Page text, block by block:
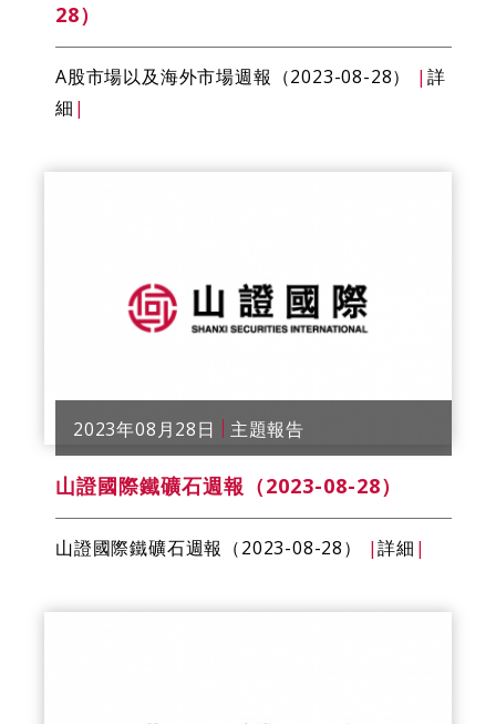
28）
A股市場以及海外市場週報（2023-08-28） | 詳
細 |
2023年08月28日 主題報告
山證國際鐵礦石週報（2023-08-28）
山證國際鐵礦石週報（2023-08-28） |詳細 |